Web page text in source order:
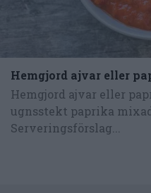
Hemgjord ajvar eller
Hemgjord ajvar eller
ugnsstekt paprika
Serveringsförslag...